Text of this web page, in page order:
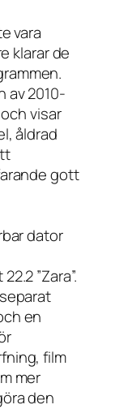
vara
klarar de
av 2010-
visar
åldrad
gott
dator
”Zara”.
en
film
mer
den